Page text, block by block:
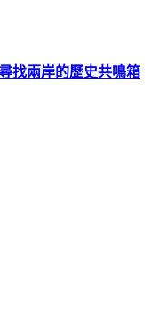
找兩岸的歷史共鳴箱